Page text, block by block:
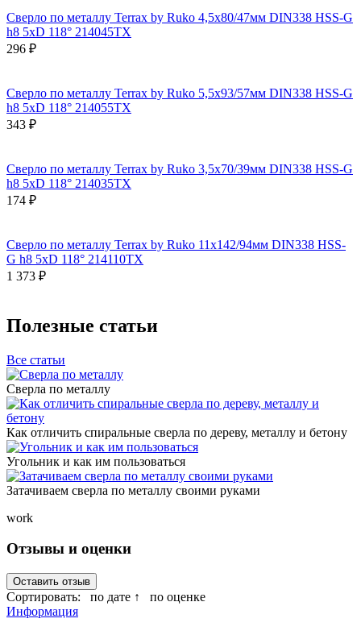
Сверло по металлу Terrax by Ruko 4,5x80/47мм DIN338 HSS-G
h8 5xD 118° 214045TX
296 ₽
Сверло по металлу Terrax by Ruko 5,5x93/57мм DIN338 HSS-G
h8 5xD 118° 214055TX
343 ₽
Сверло по металлу Terrax by Ruko 3,5x70/39мм DIN338 HSS-G
h8 5xD 118° 214035TX
174 ₽
Сверло по металлу Terrax by Ruko 11x142/94мм DIN338 HSS-
G h8 5xD 118° 214110TX
1 373 ₽
Полезные статьи
Все статьи
Сверла по металлу
Как отличить спиральные сверла по дереву, металлу и бетону
Угольник и как им пользоваться
Затачиваем сверла по металлу своими руками
work
Отзывы и оценки
Оставить отзыв
Сортировать: по дате ↑
по оценке
Информация